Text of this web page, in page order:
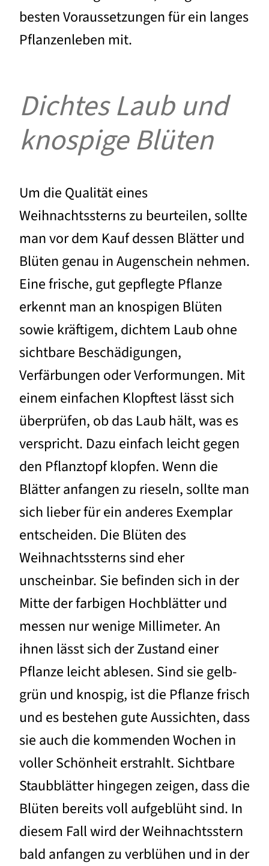
besten Voraussetzungen für ein langes
Pflanzenleben mit.
Dichtes Laub und
knospige Blüten
Um die Qualität eines
Weihnachtssterns zu beurteilen, sollte
man vor dem Kauf dessen Blätter und
Blüten genau in Augenschein nehmen.
Eine frische, gut gepflegte Pflanze
erkennt man an knospigen Blüten
sowie kräftigem, dichtem Laub ohne
sichtbare Beschädigungen,
Verfärbungen oder Verformungen. Mit
einem einfachen Klopftest lässt sich
überprüfen, ob das Laub hält, was es
verspricht. Dazu einfach leicht gegen
den Pflanztopf klopfen. Wenn die
Blätter anfangen zu rieseln, sollte man
sich lieber für ein anderes Exemplar
entscheiden. Die Blüten des
Weihnachtssterns sind eher
unscheinbar. Sie befinden sich in der
Mitte der farbigen Hochblätter und
messen nur wenige Millimeter. An
ihnen lässt sich der Zustand einer
Pflanze leicht ablesen. Sind sie gelb-
grün und knospig, ist die Pflanze frisch
und es bestehen gute Aussichten, dass
sie auch die kommenden Wochen in
voller Schönheit erstrahlt. Sichtbare
Staubblätter hingegen zeigen, dass die
Blüten bereits voll aufgeblüht sind. In
diesem Fall wird der Weihnachtsstern
bald anfangen zu verblühen und in der